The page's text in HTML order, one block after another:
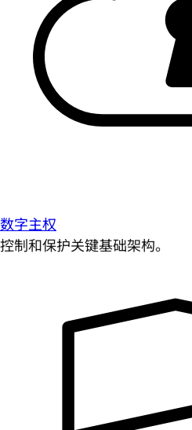
数字主权
控制和保护关键基础架构。